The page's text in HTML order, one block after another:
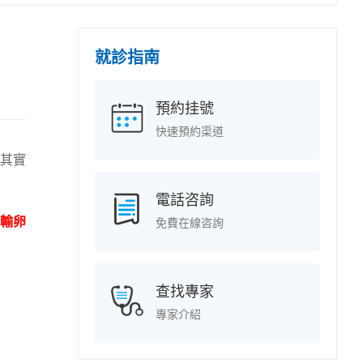
實
輸卵
就診指南
預約挂號
快速預約渠道
電話咨詢
免費在線咨詢
查找專家
專家介紹